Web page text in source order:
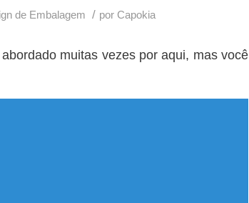
de Embalagem / por Capokia
muitas vezes por aqui, mas você